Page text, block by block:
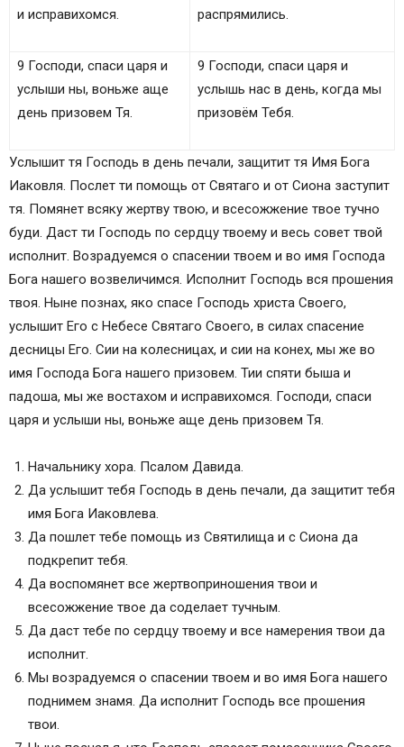
и исправихомся.
распрямились.
9 Господи, спаси царя и
услыши ны, воньже аще
день призовем Тя.
9 Господи, спаси царя и
услышь нас в день, когда мы
призовём Тебя.
Услышит тя Господь в день печали, защитит тя Имя Бога
Иаковля. Послет ти помощь от Святаго и от Сиона заступит
тя. Помянет всяку жертву твою, и всесожжение твое тучно
буди. Даст ти Господь по сердцу твоему и весь совет твой
исполнит. Возрадуемся о спасении твоем и во имя Господа
Бога нашего возвеличимся. Исполнит Господь вся прошения
твоя. Ныне познах, яко спасе Господь христа Своего,
услышит Его с Небесе Святаго Своего, в силах спасение
десницы Его. Сии на колесницах, и сии на конех, мы же во
имя Господа Бога нашего призовем. Тии спяти быша и
падоша, мы же востахом и исправихомся. Господи, спаси
царя и услыши ны, воньже аще день призовем Тя.
Начальнику хора. Псалом Давида.
Да услышит тебя Господь в день печали, да защитит тебя
имя Бога Иаковлева.
Да пошлет тебе помощь из Святилища и с Сиона да
подкрепит тебя.
Да воспомянет все жертвоприношения твои и
всесожжение твое да соделает тучным.
Да даст тебе по сердцу твоему и все намерения твои да
исполнит.
Мы возрадуемся о спасении твоем и во имя Бога нашего
поднимем знамя. Да исполнит Господь все прошения
твои.